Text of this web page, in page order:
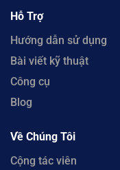
Hỗ Trợ
Hướng dẫn sử dụng
Bài viết kỹ thuật
Công cụ
Blog
Về Chúng Tôi
Cộng tác viên